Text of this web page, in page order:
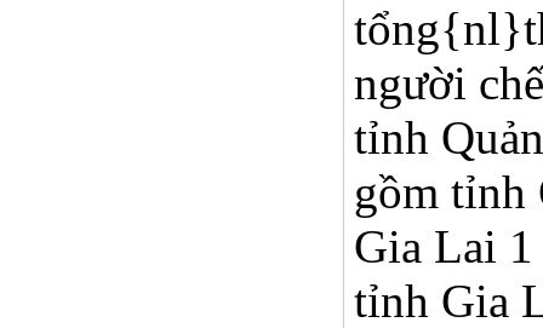
người
tỉnh
gồm tỉnh
Gia Lai
tỉnh Gia